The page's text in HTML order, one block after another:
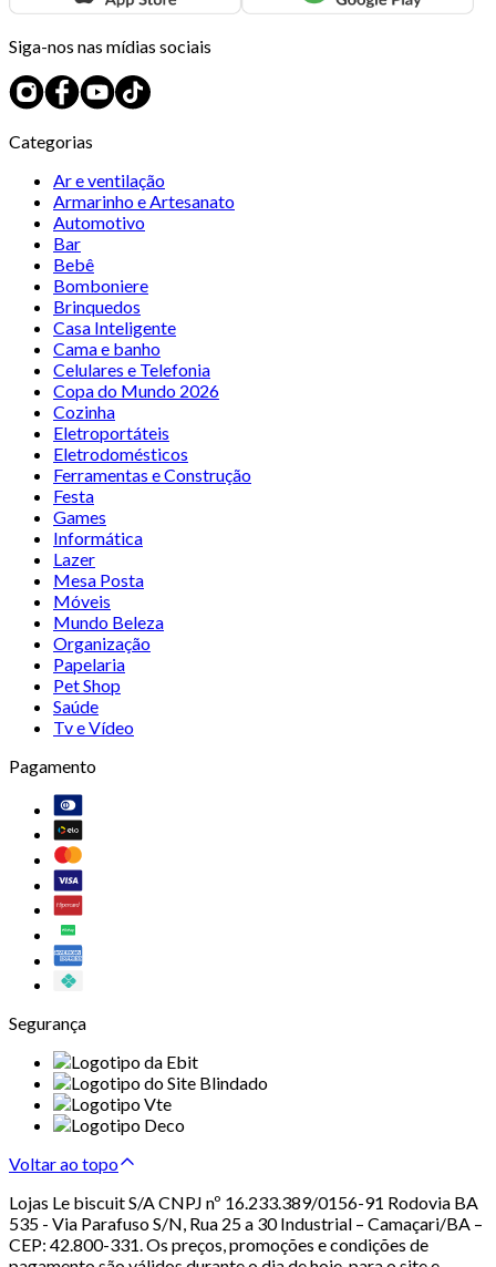
Siga-nos nas mídias sociais
Categorias
Ar e ventilação
Armarinho e Artesanato
Automotivo
Bar
Bebê
Bomboniere
Brinquedos
Casa Inteligente
Cama e banho
Celulares e Telefonia
Copa do Mundo 2026
Cozinha
Eletroportáteis
Eletrodomésticos
Ferramentas e Construção
Festa
Games
Informática
Lazer
Mesa Posta
Móveis
Mundo Beleza
Organização
Papelaria
Pet Shop
Saúde
Tv e Vídeo
Pagamento
Segurança
Voltar ao topo
Lojas Le biscuit S/A CNPJ nº 16.233.389/0156-91 Rodovia BA
535 - Via Parafuso S/N, Rua 25 a 30 Industrial – Camaçari/BA –
CEP: 42.800-331. Os preços, promoções e condições de